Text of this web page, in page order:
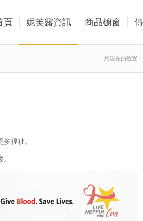
頁 妮芙露資訊 商品櫥窗
您現在的位置：
福祉。